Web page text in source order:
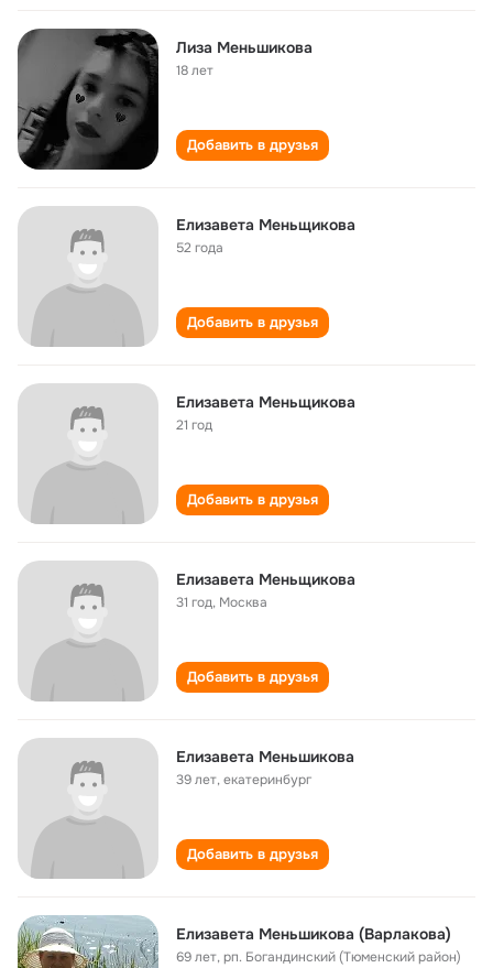
Лиза Меньшикова
18 лет
Добавить в друзья
Елизавета Меньщикова
52 года
Добавить в друзья
Елизавета Меньщикова
21 год
Добавить в друзья
Елизавета Меньщикова
31 год, Москва
Добавить в друзья
Елизавета Меньшикова
39 лет,екатеринбург
Добавить в друзья
Елизавета Меньшикова (Варлакова)
69 лет,рп. Богандинский (Тюменский район)